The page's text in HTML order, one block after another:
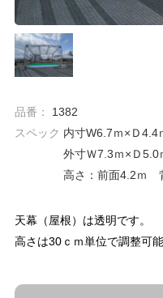
品番：
1382
スペック 内寸W6.7ｍ×Ｄ4.4
外寸Ｗ7.3ｍ×Ｄ5.0
高さ：前面4.2ｍ
天幕（屋根）は透明です。
高さは30ｃｍ単位で調整可能